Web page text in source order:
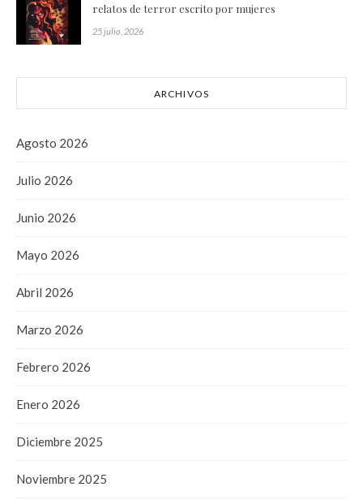
relatos de terror escrito por mujeres
25 julio, 2026
ARCHIVOS
Agosto 2026
Julio 2026
Junio 2026
Mayo 2026
Abril 2026
Marzo 2026
Febrero 2026
Enero 2026
Diciembre 2025
Noviembre 2025